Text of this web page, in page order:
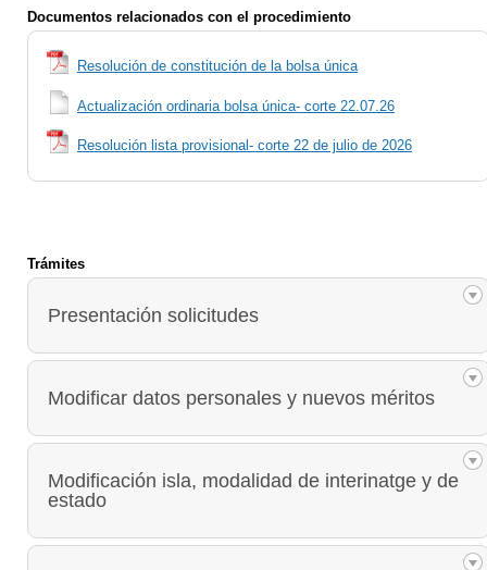
Documentos relacionados con el procedimiento
Resolución de constitución de la bolsa única
Actualización ordinaria bolsa única- corte 22.07.26
Resolución lista provisional- corte 22 de julio de 2026
Trámites
Presentación solicitudes
Modificar datos personales y nuevos méritos
Modificación isla, modalidad de interinatge y de
estado